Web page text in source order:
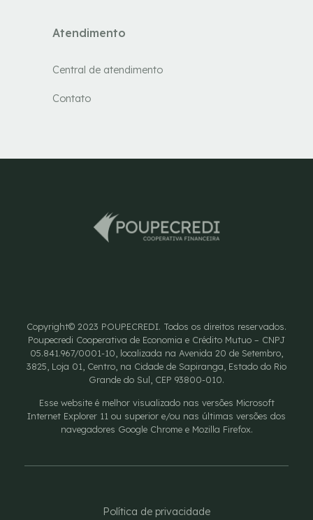
Atendimento
Central de atendimento
Contato
Copyright© 2023 POUPECREDI. Todos os direitos reservados.
Poupecredi Cooperativa de Economia e Crédito Mutuo – CNPJ
05.841.967/0001-10, localizada na Avenida 20 de Setembro,
3825, Loja 01, Centro, na Cidade de Sapiranga, Estado do Rio
Grande do Sul, CEP 93800-010.
Esse website é melhor visualizado nas versões Microsoft
Internet Explorer 11 ou superior e/ou nas últimas versões dos
navegadores Google Chrome e Mozilla Firefox.
Política de privacidade